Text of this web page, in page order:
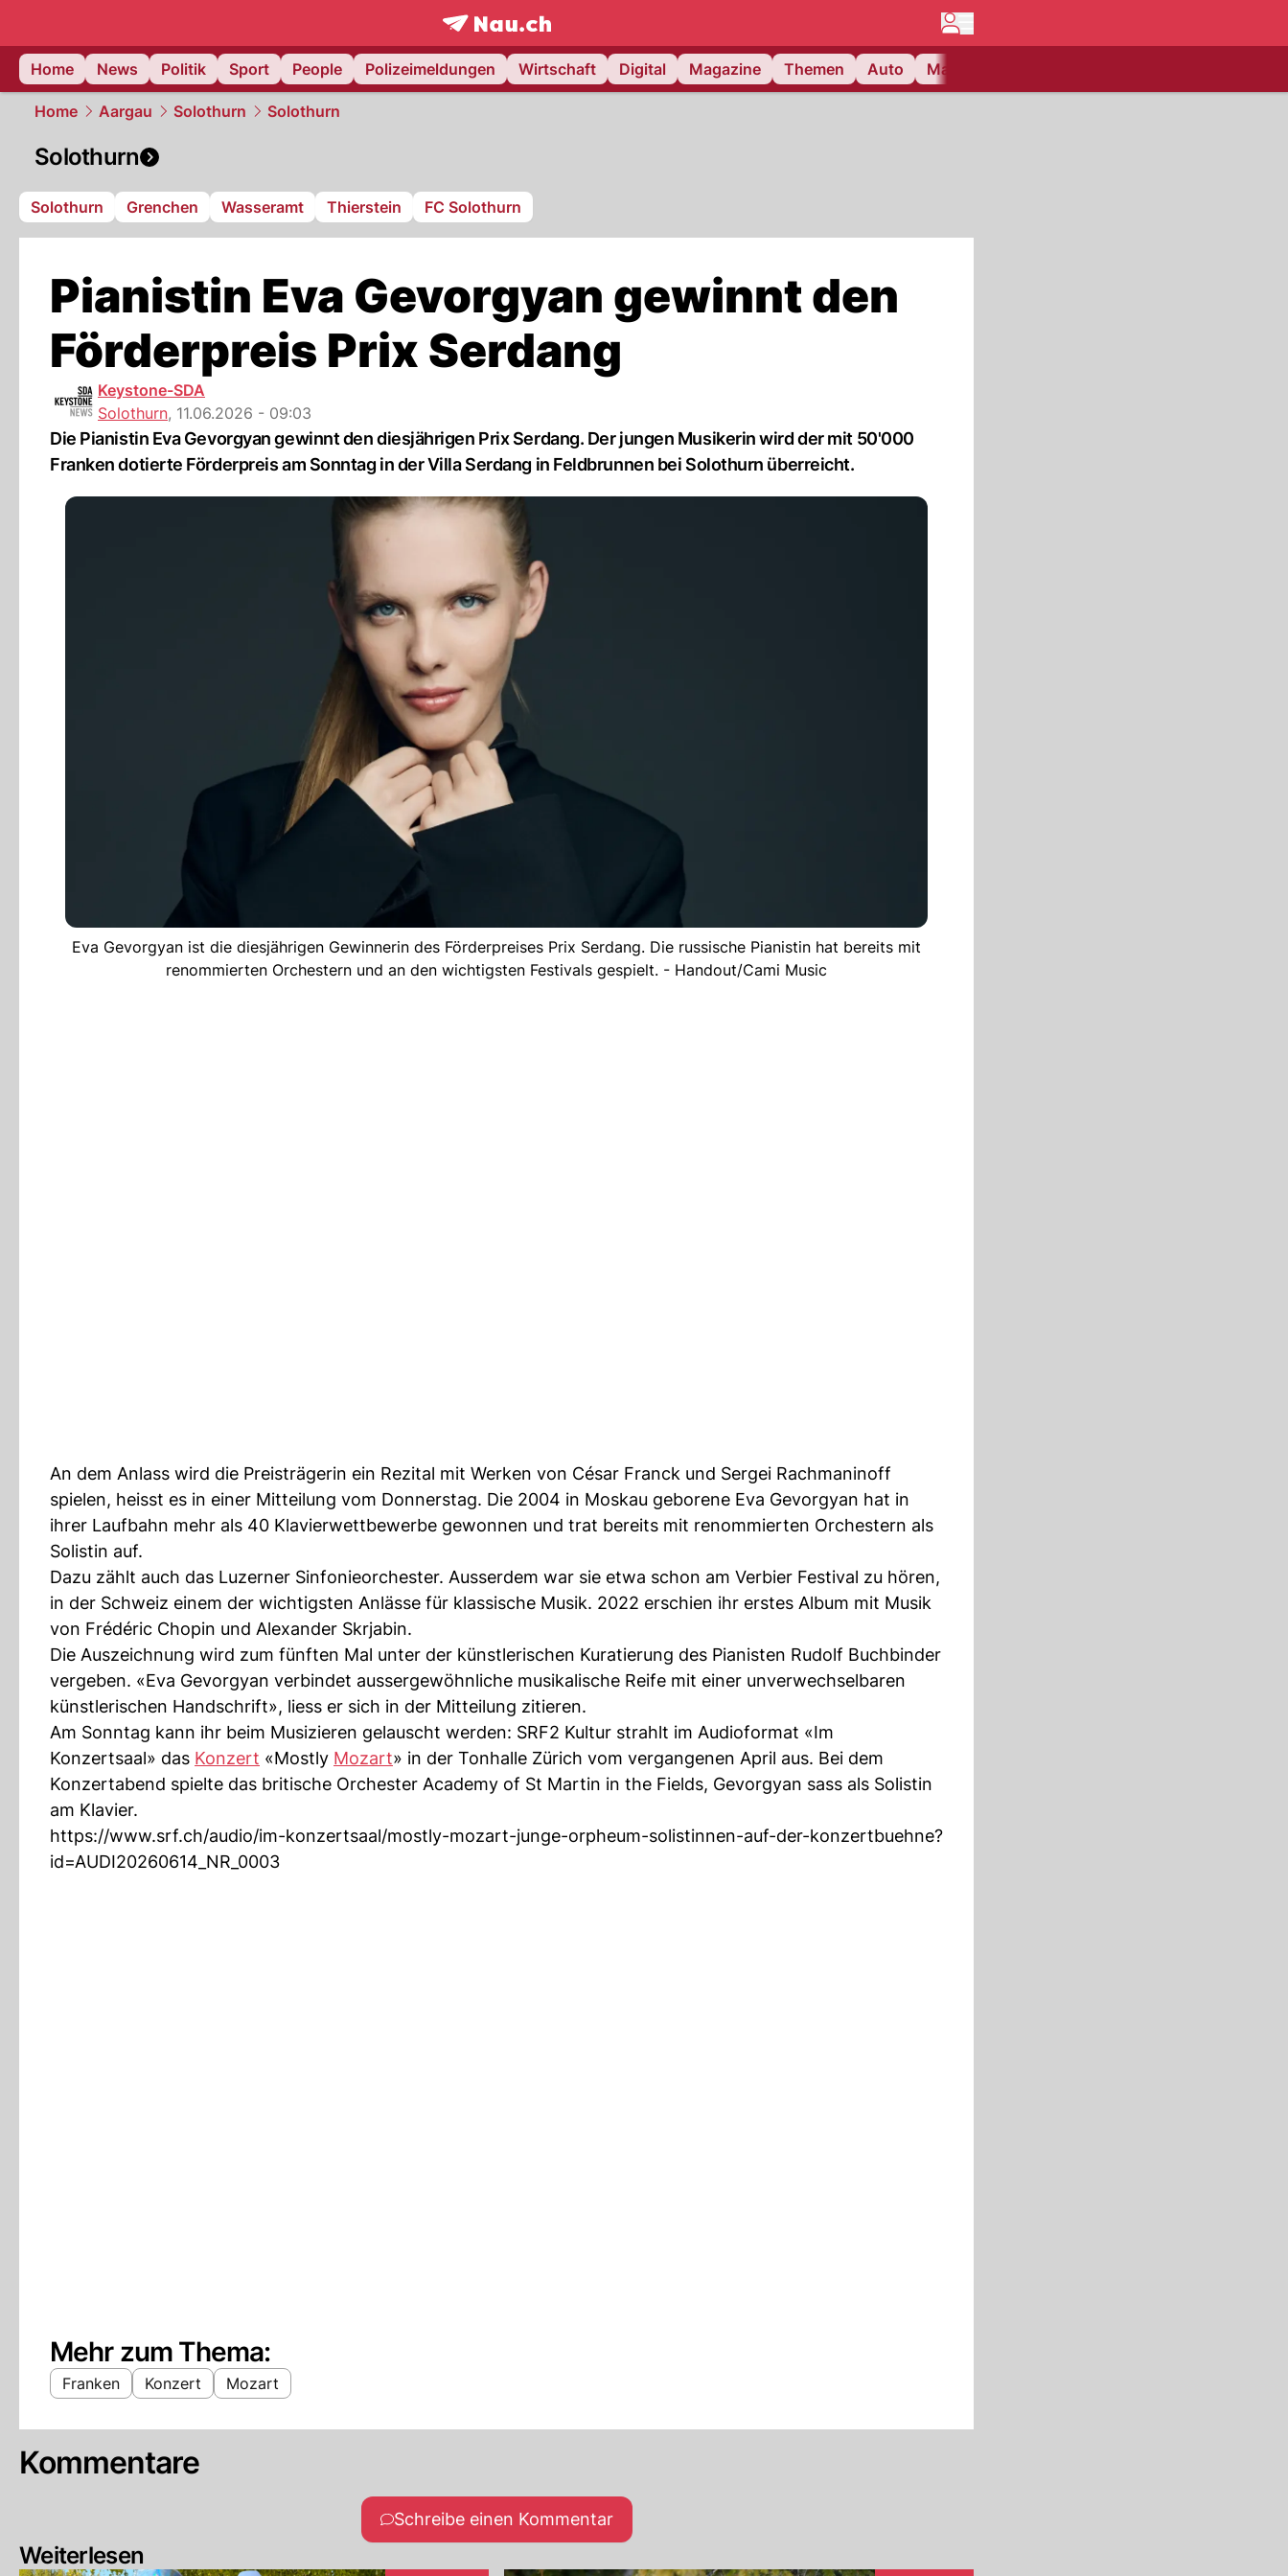
frontpage.NAU.ch
Home
News Politik Sport People Polizeimeldungen Wirtschaft Digital Magazine Themen Auto Matchcenter
Home Aargau Solothurn Solothurn
Solothurn
Solothurn Grenchen Wasseramt Thierstein FC Solothurn
Pianistin Eva Gevorgyan gewinnt den
Förderpreis Prix Serdang
Keystone-SDA
Solothurn, 11.06.2026 - 09:03
Die Pianistin Eva Gevorgyan gewinnt den diesjährigen Prix Serdang. Der jungen Musikerin wird der mit 50'000
Franken dotierte Förderpreis am Sonntag in der Villa Serdang in Feldbrunnen bei Solothurn überreicht.
Eva Gevorgyan ist die diesjährigen Gewinnerin des Förderpreises Prix Serdang. Die russische Pianistin hat bereits mit
renommierten Orchestern und an den wichtigsten Festivals gespielt. - Handout/Cami Music
An dem Anlass wird die Preisträgerin ein Rezital mit Werken von César Franck und Sergei Rachmaninoff
spielen, heisst es in einer Mitteilung vom Donnerstag. Die 2004 in Moskau geborene Eva Gevorgyan hat in
ihrer Laufbahn mehr als 40 Klavierwettbewerbe gewonnen und trat bereits mit renommierten Orchestern als
Solistin auf.
Dazu zählt auch das Luzerner Sinfonieorchester. Ausserdem war sie etwa schon am Verbier Festival zu hören,
in der Schweiz einem der wichtigsten Anlässe für klassische Musik. 2022 erschien ihr erstes Album mit Musik
von Frédéric Chopin und Alexander Skrjabin.
Die Auszeichnung wird zum fünften Mal unter der künstlerischen Kuratierung des Pianisten Rudolf Buchbinder
vergeben. «Eva Gevorgyan verbindet aussergewöhnliche musikalische Reife mit einer unverwechselbaren
künstlerischen Handschrift», liess er sich in der Mitteilung zitieren.
Am Sonntag kann ihr beim Musizieren gelauscht werden: SRF2 Kultur strahlt im Audioformat «Im
Konzertsaal» das Konzert «Mostly Mozart» in der Tonhalle Zürich vom vergangenen April aus. Bei dem
Konzertabend spielte das britische Orchester Academy of St Martin in the Fields, Gevorgyan sass als Solistin
am Klavier.
https://www.srf.ch/audio/im-konzertsaal/mostly-mozart-junge-orpheum-solistinnen-auf-der-konzertbuehne?
id=AUDI20260614_NR_0003
Mehr zum Thema:
Franken Konzert Mozart
Kommentare
Schreibe einen Kommentar
Weiterlesen